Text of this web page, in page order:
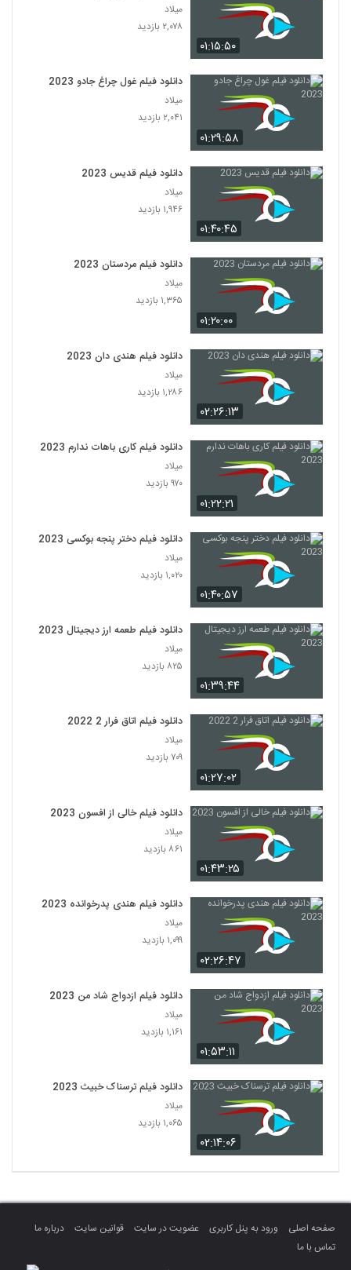
۰۱:۱۵:۵۰
میلاد
۲,۰۷۸ بازدید
۰۱:۲۹:۵۸
دانلود فیلم غول چراغ جادو 2023
میلاد
۲,۰۴۱ بازدید
۰۱:۴۰:۴۵
دانلود فیلم قدیس 2023
میلاد
۱,۹۴۶ بازدید
۰۱:۲۰:۰۰
دانلود فیلم مردستان 2023
میلاد
۱,۳۶۵ بازدید
۰۲:۲۶:۱۳
دانلود فیلم هندی دان 2023
میلاد
۱,۲۸۶ بازدید
۰۱:۲۲:۲۱
دانلود فیلم کاری باهات ندارم 2023
میلاد
۹۷۰ بازدید
۰۱:۴۰:۵۷
دانلود فیلم دختر پنجه بوکسی 2023
میلاد
۱,۰۲۰ بازدید
۰۱:۳۹:۴۴
دانلود فیلم طعمه ارز دیجیتال 2023
میلاد
۸۲۵ بازدید
۰۱:۲۷:۰۲
دانلود فیلم اتاق فرار 2 2022
میلاد
۷۰۹ بازدید
۰۱:۴۳:۲۵
دانلود فیلم خالی از افسون 2023
میلاد
۸۶۱ بازدید
۰۲:۲۶:۴۷
دانلود فیلم هندی پدرخوانده 2023
میلاد
۱,۰۹۹ بازدید
۰۱:۵۳:۱۱
دانلود فیلم ازدواج شاد من 2023
میلاد
۱,۱۶۱ بازدید
۰۲:۱۴:۰۶
دانلود فیلم ترسناک خبیث 2023
میلاد
۱,۰۶۵ بازدید
صفحه اصلی ورود به پنل کاربری عضویت در سایت قوانین سایت
درباره ما
تماس با ما